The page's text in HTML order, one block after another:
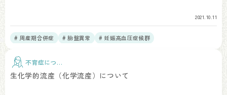
2021.10.11
# 周産期合併症 # 胎盤異常 # 妊娠高血圧症候群
不育症につい
て
生化学的流産（化学流産）について